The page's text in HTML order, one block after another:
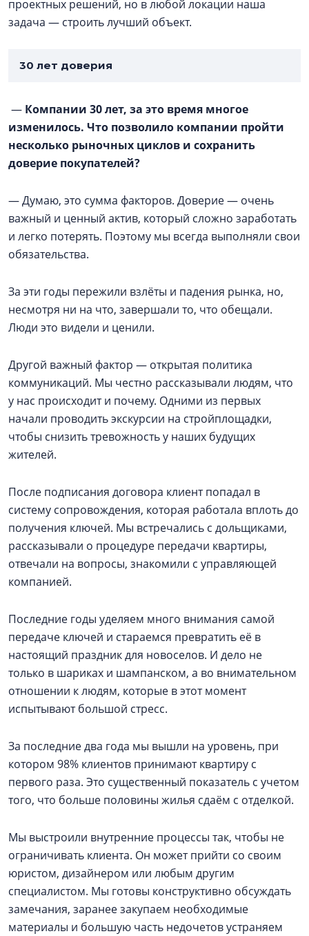
проектных решений, но в любой локации наша
задача — строить лучший объект.
30 лет доверия
— Компании 30 лет, за это время многое
изменилось. Что позволило компании пройти
несколько рыночных циклов и сохранить
доверие покупателей?
— Думаю, это сумма факторов. Доверие — очень
важный и ценный актив, который сложно заработать
и легко потерять. Поэтому мы всегда выполняли свои
обязательства.
За эти годы пережили взлёты и падения рынка, но,
несмотря ни на что, завершали то, что обещали.
Люди это видели и ценили.
Другой важный фактор — открытая политика
коммуникаций. Мы честно рассказывали людям, что
у нас происходит и почему. Одними из первых
начали проводить экскурсии на стройплощадки,
чтобы снизить тревожность у наших будущих
жителей.
После подписания договора клиент попадал в
систему сопровождения, которая работала вплоть до
получения ключей. Мы встречались с дольщиками,
рассказывали о процедуре передачи квартиры,
отвечали на вопросы, знакомили с управляющей
компанией.
Последние годы уделяем много внимания самой
передаче ключей и стараемся превратить её в
настоящий праздник для новоселов. И дело не
только в шариках и шампанском, а во внимательном
отношении к людям, которые в этот момент
испытывают большой стресс.
За последние два года мы вышли на уровень, при
котором 98% клиентов принимают квартиру с
первого раза. Это существенный показатель с учетом
того, что больше половины жилья сдаём с отделкой.
Мы выстроили внутренние процессы так, чтобы не
ограничивать клиента. Он может прийти со своим
юристом, дизайнером или любым другим
специалистом. Мы готовы конструктивно обсуждать
замечания, заранее закупаем необходимые
материалы и большую часть недочетов устраняем